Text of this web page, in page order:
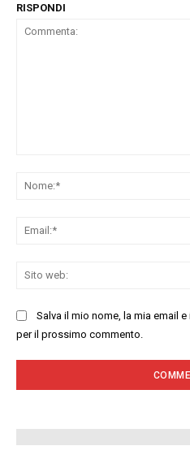
RISPONDI
Salva il mio nome, la mia email
per il prossimo commento.